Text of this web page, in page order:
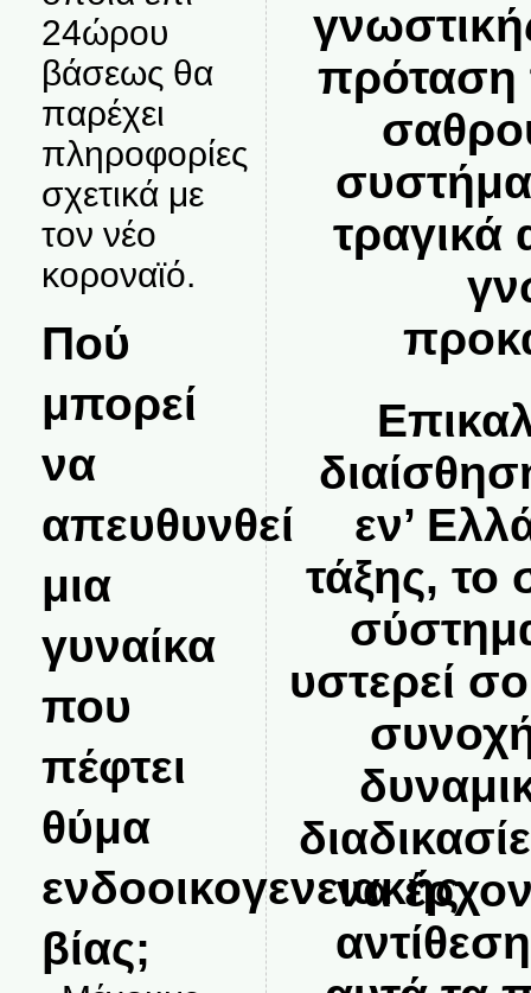
24ώρου
βάσεως θα
παρέχει
πληροφορίες
σχετικά με
τον νέο
κοροναϊό.
Πού
μπορεί
να
απευθυνθεί
μια
γυναίκα
που
πέφτει
θύμα
ενδοοικογενειακής
βίας;
πρόταση
τραγικά
εν’
τάξης, το
υστερεί
να